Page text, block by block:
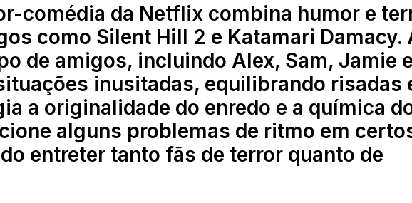
comédia da Netflix combina humor e
como Silent Hill 2 e Katamari Damacy.
de amigos, incluindo Alex, Sam, Jamie e
inusitadas, equilibrando risadas
a originalidade do enredo e a química
alguns problemas de ritmo em
entreter tanto fãs de terror quanto de